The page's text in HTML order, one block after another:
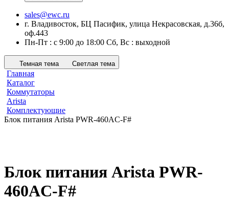
sales@ewc.ru
г. Владивосток, БЦ Пасифик, улица Некрасовская, д.36б,
оф.443
Пн-Пт : с 9:00 до 18:00 Сб, Вс : выходной
Темная тема Светлая тема
Главная
Каталог
Коммутаторы
Arista
Комплектующие
Блок питания Arista PWR-460AC-F#
Блок питания Arista PWR-
460AC-F#